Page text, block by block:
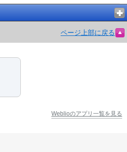
ページ上部に戻る
Weblioのアプリ一覧を見る